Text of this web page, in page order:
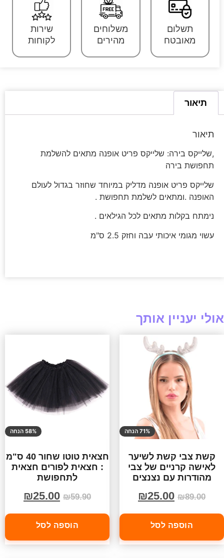
תשלום
מאובטח
משלוחים
מהירים
שירות
לקוחות
תיאור
תיאור
,שלייקס בירה: שלייקס פריט אופנה מתאים להשלמת
תחפושת בירה
שלייקס פריט אופנה מדליק במיוחד שחוזר בגדול לעולם
האופנה .ומתאים לשלמת תחפושת .
נימתח בקלות מתאים לכל הגילאים .
עשוי מגומי איכותי עבה וחזק 2.5 ס"מ
אולי יעניין אותך
71% הנחה
קשת צבי קשת לשיער
לאישה קרניים של צבי
מהודרות עם נצנצים
₪89.00
₪25.00
הוספה לסל
58% הנחה
חצאית טוטו שחור 40 ס"מ
: חצאית לפורים חצאית
לתחפושת
₪59.90
₪25.00
הוספה לסל